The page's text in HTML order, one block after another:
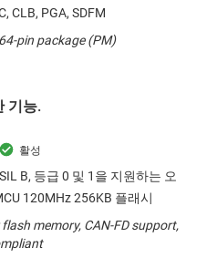
CLB, PGA, SDFM
pin package (PM)
기능.
B, 등급 0 및 1을 지원하는 오
120MHz 256KB 플래시
memory, CAN-FD support,